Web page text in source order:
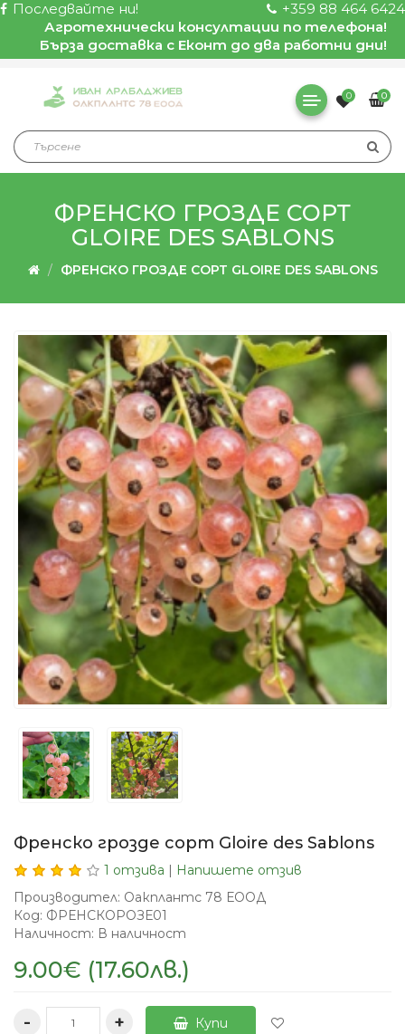
Последвайте ни!
+359 88 464 6424
Агротехнически консултации по телефона!
Бърза доставка с Еконт до два работни дни!
0
0
ФРЕНСКО ГРОЗДЕ СОРТ
GLOIRE DES SABLONS
ФРЕНСКО ГРОЗДЕ СОРТ GLOIRE DES SABLONS
Френско грозде сорт Gloire des Sablons
1 отзива | Напишете отзив
Производител: Оакплантс 78 ЕООД
Код: ФРЕНСКОРОЗЕ01
Наличност: В наличност
9.00€ (17.60лв.)
- + Купи